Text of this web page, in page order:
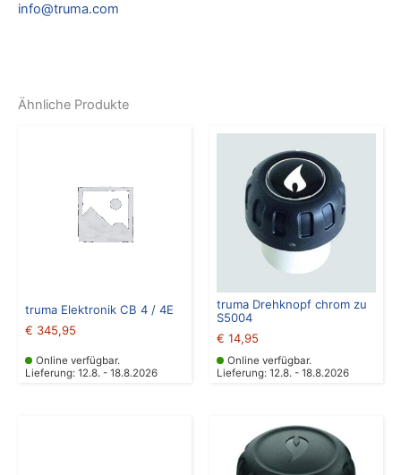
info@truma.com
Ähnliche Produkte
truma Elektronik CB 4 / 4E
€ 345,95
Online verfügbar.
Lieferung: 12.8. - 18.8.2026
truma Drehknopf chrom zu
S5004
€ 14,95
Online verfügbar.
Lieferung: 12.8. - 18.8.2026